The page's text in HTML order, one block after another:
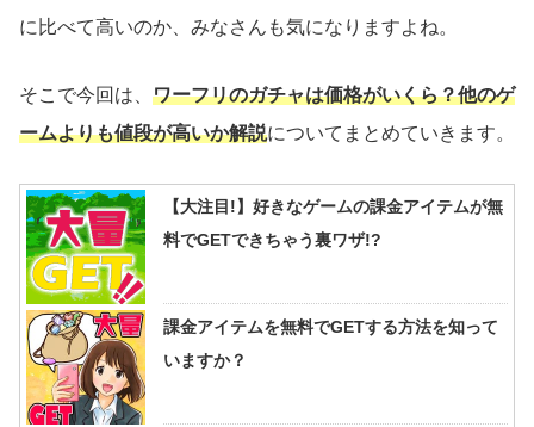
に比べて高いのか、みなさんも気になりますよね。
そこで今回は、 ワーフリのガチャは価格がいくら？他のゲ
ームよりも値段が高いか解説についてまとめていきます。
【大注目!】好きなゲームの課金アイテムが無
料でGETできちゃう裏ワザ!?
課金アイテムを無料でGETする方法を知って
いますか？